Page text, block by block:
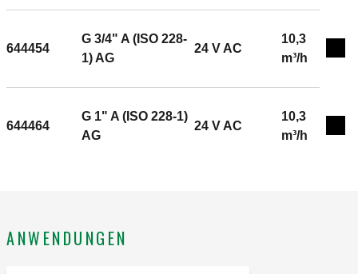
644454
G 3/4" A (ISO 228-
1) AG
24 V AC
10,3
m³/h
644464
G 1" A (ISO 228-1)
AG
24 V AC
10,3
m³/h
ANWENDUNGEN